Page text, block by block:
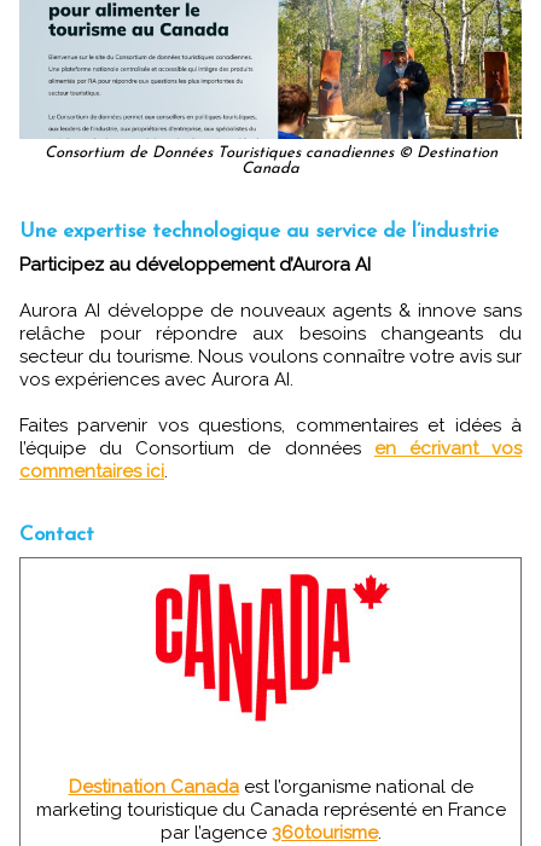
Consortium de Données Touristiques canadiennes © Destination
Canada
Une expertise technologique au service de l’industrie
Participez au développement d’Aurora AI
Aurora AI développe de nouveaux agents & innove sans
relâche pour répondre aux besoins changeants du
secteur du tourisme. Nous voulons connaître votre avis sur
vos expériences avec Aurora AI.
Faites parvenir vos questions, commentaires et idées à
l’équipe du Consortium de données en écrivant vos
commentaires ici.
Contact
Destination Canadaest l’organisme national de
marketing touristique du Canada représenté en France
par l’agence 360tourisme.